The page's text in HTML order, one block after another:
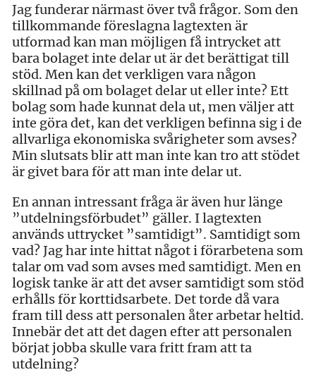
Jag funderar närmast över två frågor. Som den
tillkommande föreslagna lagtexten är
utformad kan man möjligen få intrycket att
bara bolaget inte delar ut är det berättigat till
stöd. Men kan det verkligen vara någon
skillnad på om bolaget delar ut eller inte? Ett
bolag som hade kunnat dela ut, men väljer att
inte göra det, kan det verkligen befinna sig i de
allvarliga ekonomiska svårigheter som avses?
Min slutsats blir att man inte kan tro att stödet
är givet bara för att man inte delar ut.
En annan intressant fråga är även hur länge
”utdelningsförbudet” gäller. I lagtexten
används uttrycket ”samtidigt”. Samtidigt som
vad? Jag har inte hittat något i förarbetena som
talar om vad som avses med samtidigt. Men en
logisk tanke är att det avser samtidigt som stöd
erhålls för korttidsarbete. Det torde då vara
fram till dess att personalen åter arbetar heltid.
Innebär det att det dagen efter att personalen
börjat jobba skulle vara fritt fram att ta
utdelning?